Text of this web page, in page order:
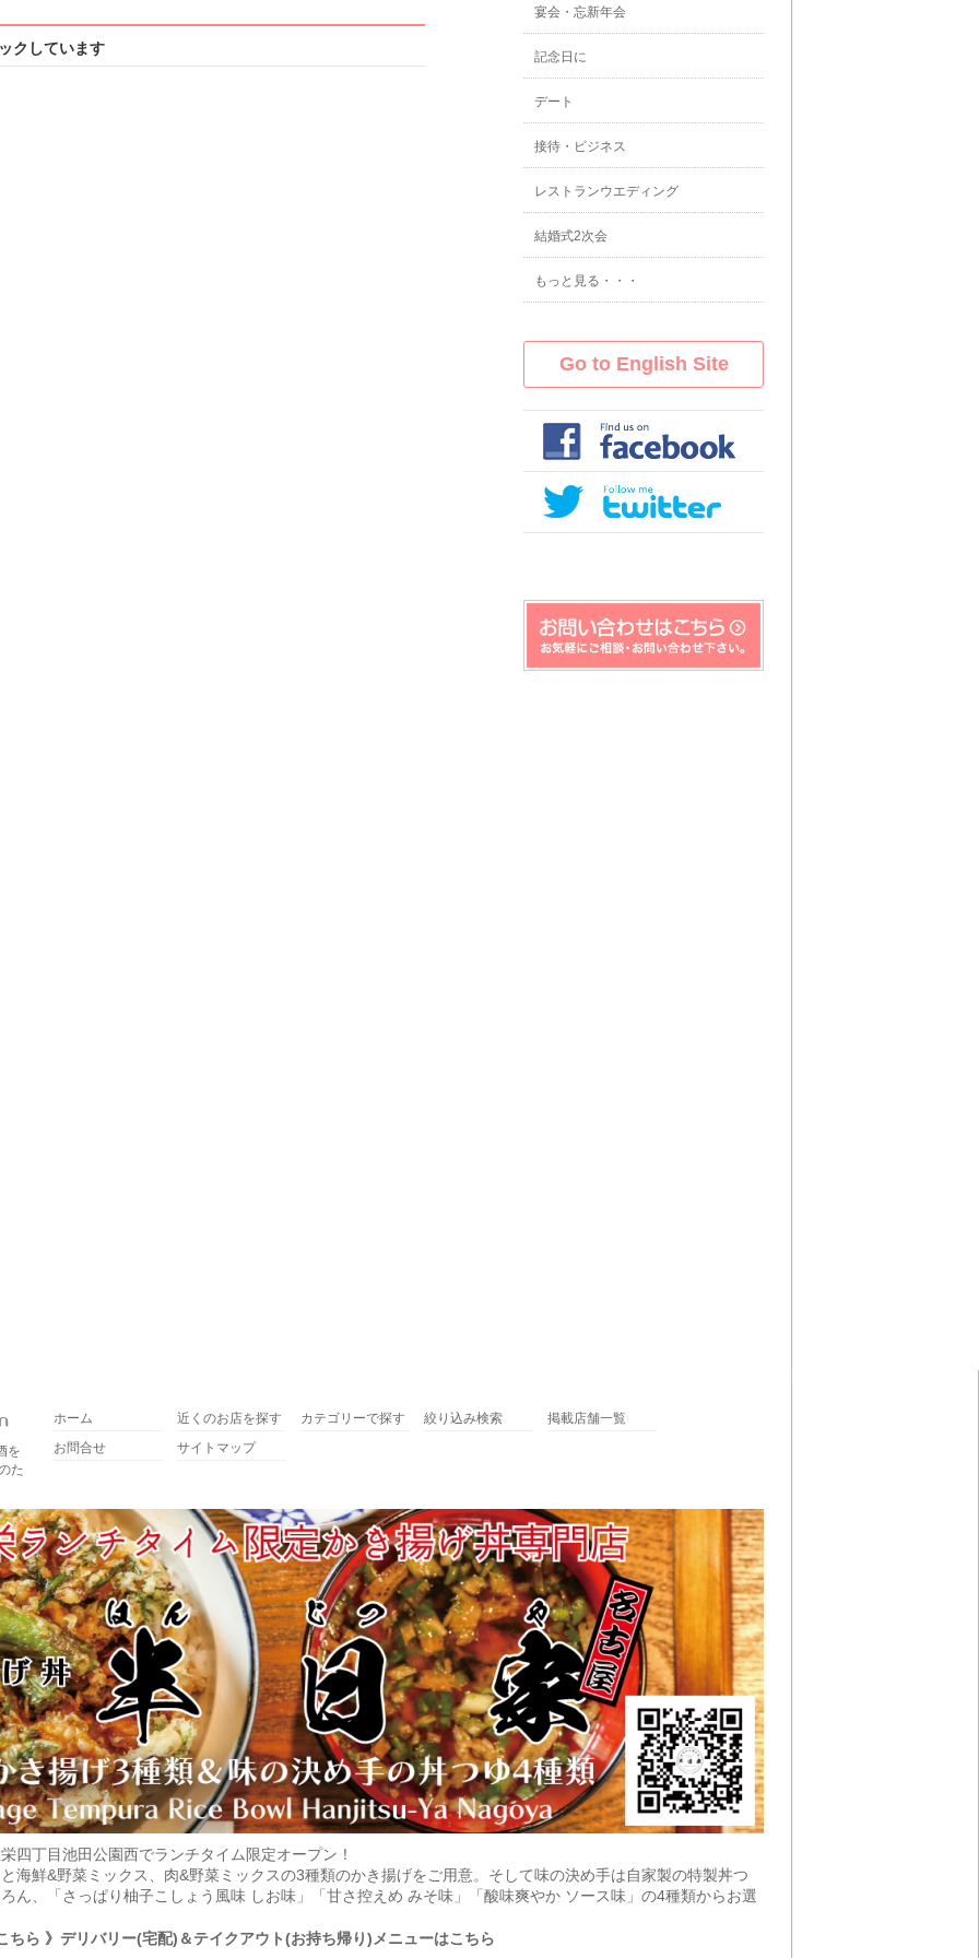
クしています
宴会・忘新年会
記念日に
デート
接待・ビジネス
レストランウエディング
結婚式2次会
もっと見る・・・
Go to English Site
を
た
ホーム 近くのお店を探す カテゴリーで探す 絞り込み検索
掲載店舗一覧
お問合せ
サイトマップ
四丁目池田公園西でランチタイム限定オープン！
海鮮&野菜ミックス、肉&野菜ミックスの3種類のかき揚げをご用意。そして味の決め手は自家製の特製丼つ
ん、「さっぱり柚子こしょう風味 しお味」「甘さ控えめ みそ味」「酸味爽やか ソース味」の4種類からお選
ちら 》デリバリー(宅配)＆テイクアウト(お持ち帰り)メニューはこちら